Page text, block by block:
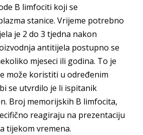
B limfociti koji se
stanice. Vrijeme potrebno
je 2 do 3 tjedna nakon
antitijela postupno se
mjeseci ili godina. To je
može koristiti u određenim
se utvrdilo je li ispitanik
Broj memorijskih B limfocita,
reagiraju na prezentaciju
tijekom vremena.